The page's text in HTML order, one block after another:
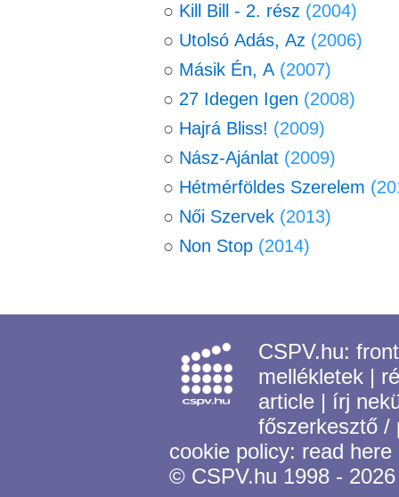
○ Kill Bill - 2. rész (2004)
○ Utolsó Adás, Az (2006)
○ Másik Én, A (2007)
○ 27 Idegen Igen (2008)
○ Hajrá Bliss! (2009)
○ Nász-Ajánlat (2009)
○ Hétmérföldes Szerelem
○ Női Szervek (2013)
○ Non Stop (2014)
CSPV.hu:
mellékletek |
article | írj
főszerkesztő
cookie policy: read here
© CSPV.hu 1998 - 2026